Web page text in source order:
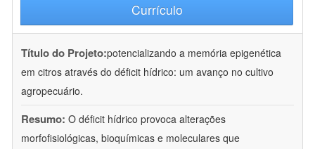
Currículo
Título do Projeto:potencializando a memória epigenética
em citros através do déficit hídrico: um avanço no cultivo
agropecuário.
Resumo: O déficit hídrico provoca alterações
morfofisiológicas, bioquímicas e moleculares que